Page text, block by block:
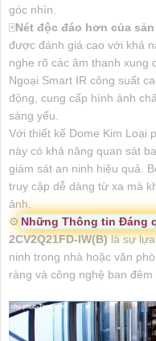
góc nhìn.
🀄Nét độc đáo hơn của
được đánh giá cao với khả
nghe rõ các âm thanh xung
Ngoại Smart IR công suất
động, cung cấp hình ảnh
sáng yếu.
Với thiết kế Dome Kim Loại
này có khả năng quan sát
giám sát an ninh hiệu quả.
truy cập dễ dàng từ xa mà
ảnh.
⚙ Những Thông tin Đáng
2CV2Q21FD-IW(B)là sự
ninh trong nhà hoặc văn
ràng và công nghệ ban đêm